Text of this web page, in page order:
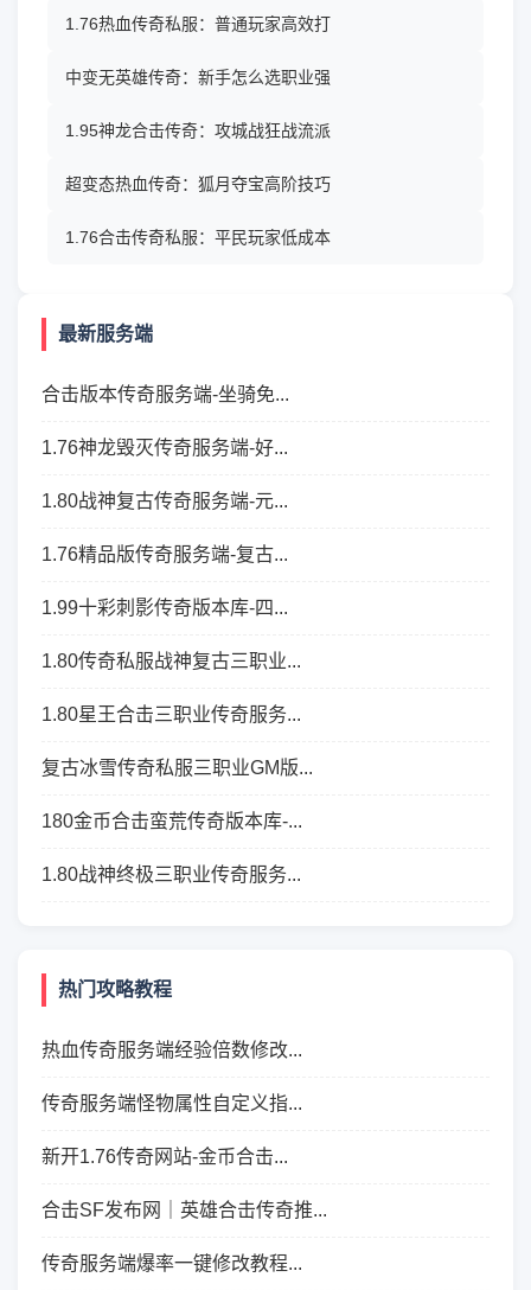
1.76热血传奇私服：普通玩家高效打
中变无英雄传奇：新手怎么选职业强
1.95神龙合击传奇：攻城战狂战流派
超变态热血传奇：狐月夺宝高阶技巧
1.76合击传奇私服：平民玩家低成本
最新服务端
合击版本传奇服务端-坐骑免...
1.76神龙毁灭传奇服务端-好...
1.80战神复古传奇服务端-元...
1.76精品版传奇服务端-复古...
1.99十彩刺影传奇版本库-四...
1.80传奇私服战神复古三职业...
1.80星王合击三职业传奇服务...
复古冰雪传奇私服三职业GM版...
180金币合击蛮荒传奇版本库-...
1.80战神终极三职业传奇服务...
热门攻略教程
热血传奇服务端经验倍数修改...
传奇服务端怪物属性自定义指...
新开1.76传奇网站-金币合击...
合击SF发布网｜英雄合击传奇推...
传奇服务端爆率一键修改教程...